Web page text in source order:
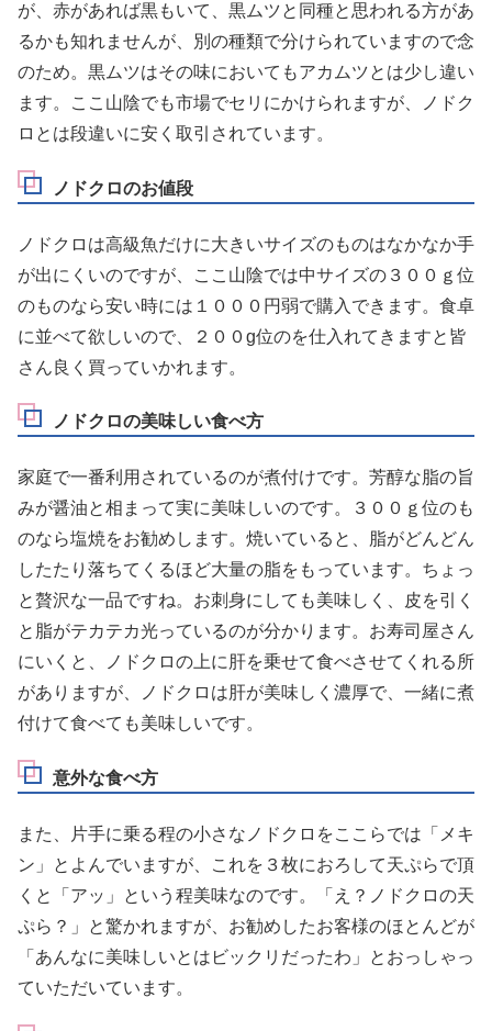
が、赤があれば黒もいて、黒ムツと同種と思われる方があ
るかも知れませんが、別の種類で分けられていますので念
のため。黒ムツはその味においてもアカムツとは少し違い
ます。ここ山陰でも市場でセリにかけられますが、ノドク
ロとは段違いに安く取引されています。
ノドクロのお値段
ノドクロは高級魚だけに大きいサイズのものはなかなか手
が出にくいのですが、ここ山陰では中サイズの３００ｇ位
のものなら安い時には１０００円弱で購入できます。食卓
に並べて欲しいので、２００g位のを仕入れてきますと皆
さん良く買っていかれます。
ノドクロの美味しい食べ方
家庭で一番利用されているのが煮付けです。芳醇な脂の旨
みが醤油と相まって実に美味しいのです。３００ｇ位のも
のなら塩焼をお勧めします。焼いていると、脂がどんどん
したたり落ちてくるほど大量の脂をもっています。ちょっ
と贅沢な一品ですね。お刺身にしても美味しく、皮を引く
と脂がテカテカ光っているのが分かります。お寿司屋さん
にいくと、ノドクロの上に肝を乗せて食べさせてくれる所
がありますが、ノドクロは肝が美味しく濃厚で、一緒に煮
付けて食べても美味しいです。
意外な食べ方
また、片手に乗る程の小さなノドクロをここらでは「メキ
ン」とよんでいますが、これを３枚におろして天ぷらで頂
くと「アッ」という程美味なのです。
「え？ノドクロの天
ぷら？」と驚かれますが、お勧めしたお客様のほとんどが
「あんなに美味しいとはビックリだったわ」とおっしゃっ
ていただいています。